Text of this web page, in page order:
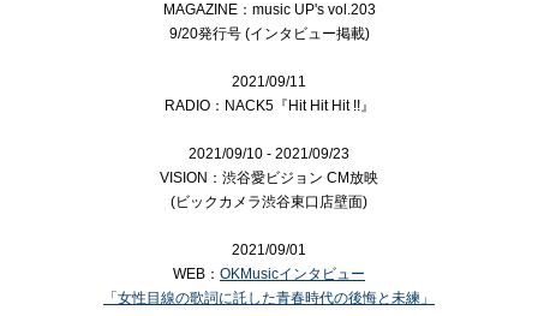
MAGAZINE：music UP's vol.203
9/20発行号 (インタビュー掲載)
2021/09/11
RADIO：NACK5『Hit Hit Hit !!』
2021/09/10 - 2021/09/23
VISION：渋谷愛ビジョン CM放映
(ビックカメラ渋谷東口店壁面)
2021/09/01
WEB： OKMusicインタビュー
「女性目線の歌詞に託した青春時代の後悔と未練」